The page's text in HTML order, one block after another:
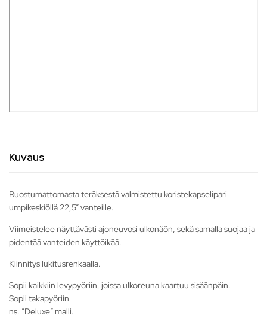
Kuvaus
Ruostumattomasta teräksestä valmistettu koristekapselipari
umpikeskiöllä 22,5” vanteille.
Viimeistelee näyttävästi ajoneuvosi ulkonäön, sekä samalla suojaa ja
pidentää vanteiden käyttöikää.
Kiinnitys lukitusrenkaalla.
Sopii kaikkiin levypyöriin, joissa ulkoreuna kaartuu sisäänpäin.
Sopii takapyöriin
ns. ”Deluxe” malli.